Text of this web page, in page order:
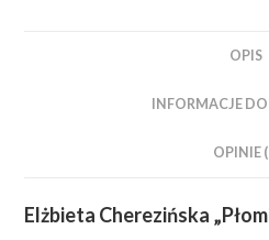
OPIS
INFORMACJE
OPINIE
Elżbieta Cherezińska